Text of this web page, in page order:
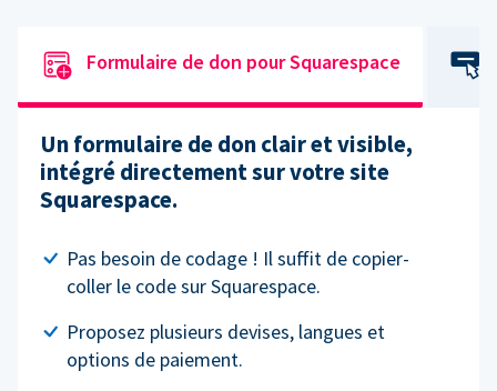
Formulaire de don pour Squarespace
Un formulaire de don clair et visible,
intégré directement sur votre site
Squarespace.
Pas besoin de codage ! Il suffit de copier-
coller le code sur Squarespace.
Proposez plusieurs devises, langues et
options de paiement.